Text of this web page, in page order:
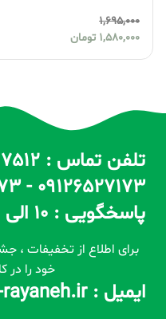
1,695,000
1,580,000 تومان
پاسخگویی : 10 الی 14 / 17 الی 22
برای اطلاع از تخفیفات ،
خود را در
ایمیل : shop@pardis-rayaneh.ir